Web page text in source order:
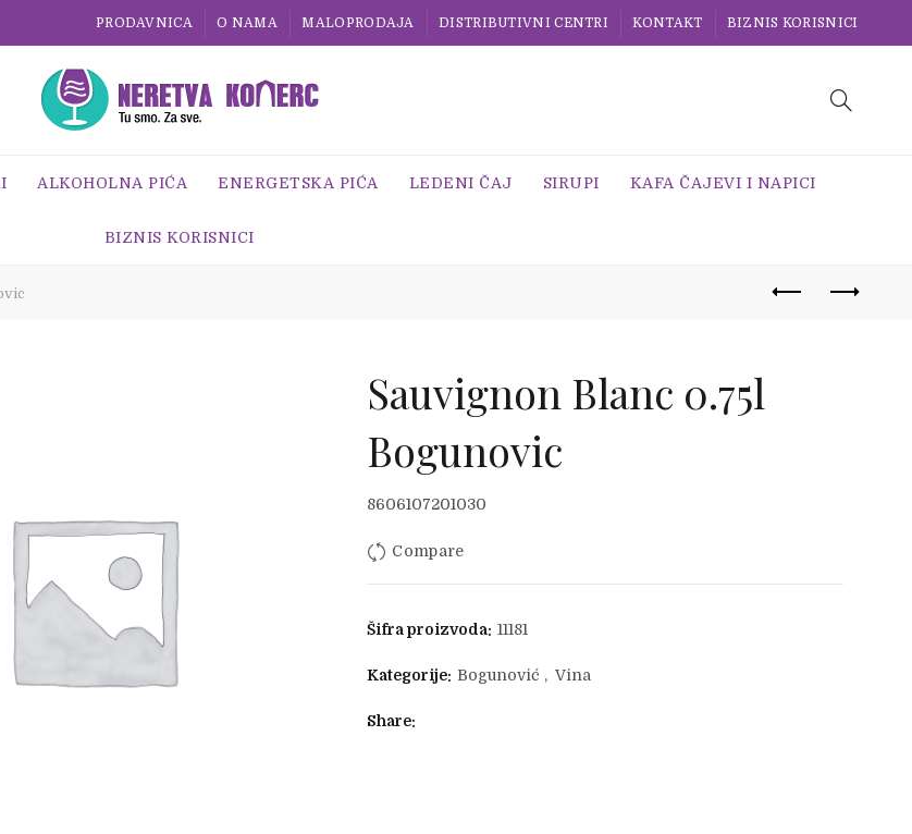
PRODAVNICA O NAMA MALOPRODAJA DISTRIBUTIVNI CENTRI KONTAKT BIZNIS KORISNICI
ALKOHOLNA PIĆA ENERGETSKA PIĆA LEDENI ČAJ SIRUPI KAFA ČAJEVI I NAPICI
BIZNIS KORISNICI
Sauvignon Blanc 0.75l
Bogunovic
8606107201030
Compare
Šifra proizvoda: 11181
Kategorije: Bogunović , Vina
Share